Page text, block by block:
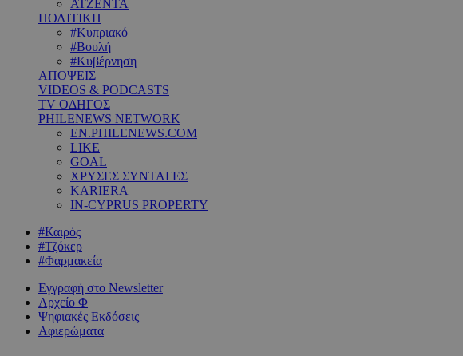
ΑΤΖΕΝΤΑ
ΠΟΛΙΤΙΚΗ
#Κυπριακό
#Βουλή
#Κυβέρνηση
ΑΠΟΨΕΙΣ
VIDEOS & PODCASTS
TV ΟΔΗΓΟΣ
PHILENEWS NETWORK
EN.PHILENEWS.COM
LIKE
GOAL
ΧΡΥΣΕΣ ΣΥΝΤΑΓΕΣ
KARIERA
IN-CYPRUS PROPERTY
#Καιρός
#Τζόκερ
#Φαρμακεία
Εγγραφή στο Newsletter
Αρχείο Φ
Ψηφιακές Εκδόσεις
Αφιερώματα